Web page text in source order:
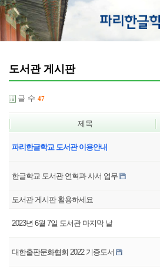
도서관 게시판
글 수 47
제목
파리한글학교 도서관 이용안내
한글학교 도서관 연혁과 사서 업무
도서관 게시판 활용하세요
2023년 6월 7일 도서관 마지막 날
대한출판문화협회 2022 기증도서